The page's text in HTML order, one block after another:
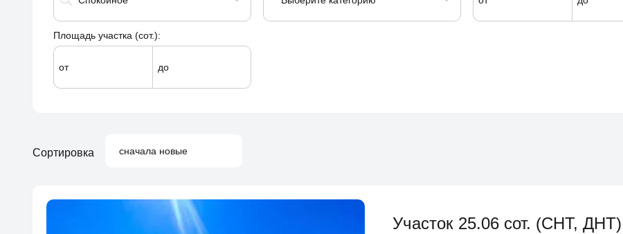
Площадь участка (сот.):
от до
Сортировка сначала новые
Участок 25.06 сот. (СНТ, ДНТ)